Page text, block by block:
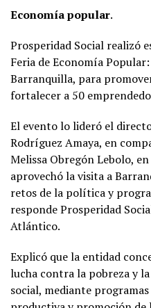
Economía popular.
Prosperidad Social realizó
Feria de Economía
Barranquilla, para
fortalecer a 50
El evento lo lideró el
Rodríguez Amaya, en
Melissa Obregón Lebolo,
aprovechó la visita a
retos de la política y
responde Prosperidad
Atlántico.
Explicó que la entidad
lucha contra la pobreza y
social, mediante